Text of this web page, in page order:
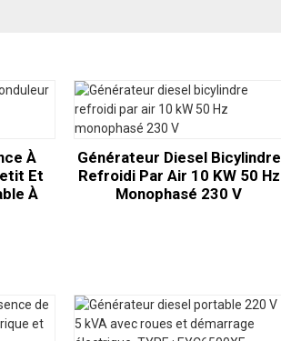
À
Et
À
Générateur Diesel Bicylindre
Refroidi Par Air 10 KW 50 Hz
Monophasé 230 V